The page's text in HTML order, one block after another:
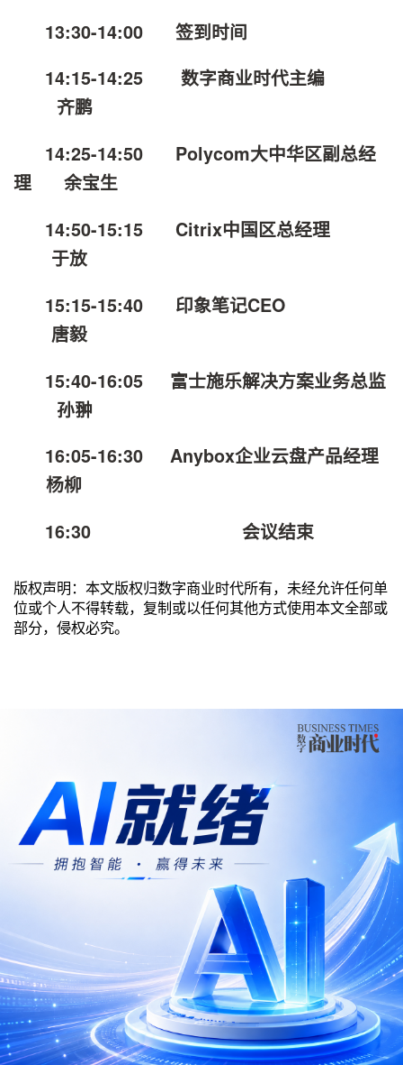
13:30-14:00 签到时间
14:15-14:25 数字商业时代主编
齐鹏
14:25-14:50 Polycom大中华区副总经
理 余宝生
14:50-15:15 Citrix中国区总经理
于放
15:15-15:40 印象笔记CEO
唐毅
15:40-16:05 富士施乐解决方案业务总监
孙翀
16:05-16:30 Anybox企业云盘产品经理
杨柳
16:30 会议结束
版权声明：本文版权归数字商业时代所有，未经允许任何单
位或个人不得转载，复制或以任何其他方式使用本文全部或
部分，侵权必究。